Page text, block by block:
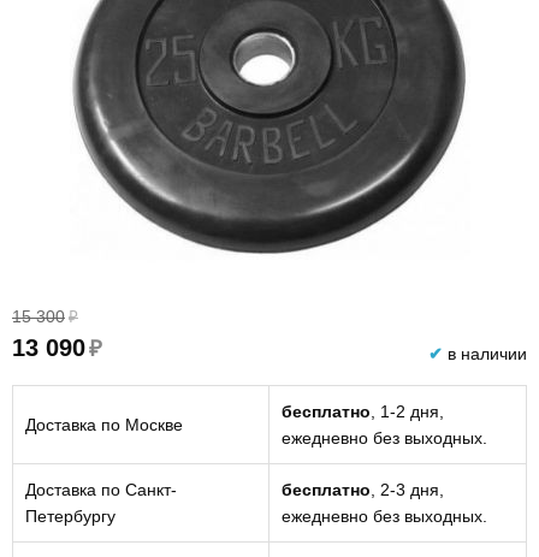
15 300 ₽
13 090₽ ✔ в наличии
Доставка по Москве
бесплатно , 1-2 дня,
ежедневно без выходных.
Доставка по Санкт-
Петербургу
бесплатно , 2-3 дня,
ежедневно без выходных.